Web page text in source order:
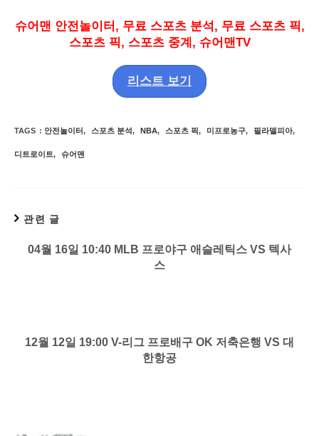
슈어맨 안전놀이터 , 무료 스포츠 분석, 무료 스포츠 픽,
스포츠 픽, 스포츠 중계 , 슈어맨TV
리스트 보기
TAGS : 안전놀이터, 스포츠 분석, NBA, 스포츠 픽, 미프로농구, 필라델피아,
디트로이트, 슈어맨
관련 글
04월 16일 10:40 MLB 프로야구 애슬레틱스 VS 텍사
스
12월 12일 19:00 V-리그 프로배구 OK 저축은행 VS 대
한항공